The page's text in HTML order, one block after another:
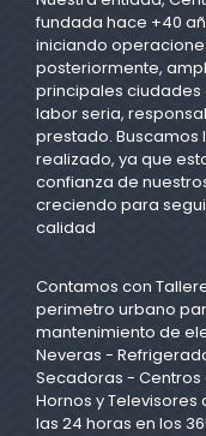
fundada hace +40
iniciando
posteriormente,
principales ciudades
labor seria,
prestado. Buscamos
realizado, ya que
confianza de
creciendo para
calidad
Contamos con
perimetro urbano
mantenimiento de
Neveras -
Secadoras -
Hornos y
las 24 horas en los